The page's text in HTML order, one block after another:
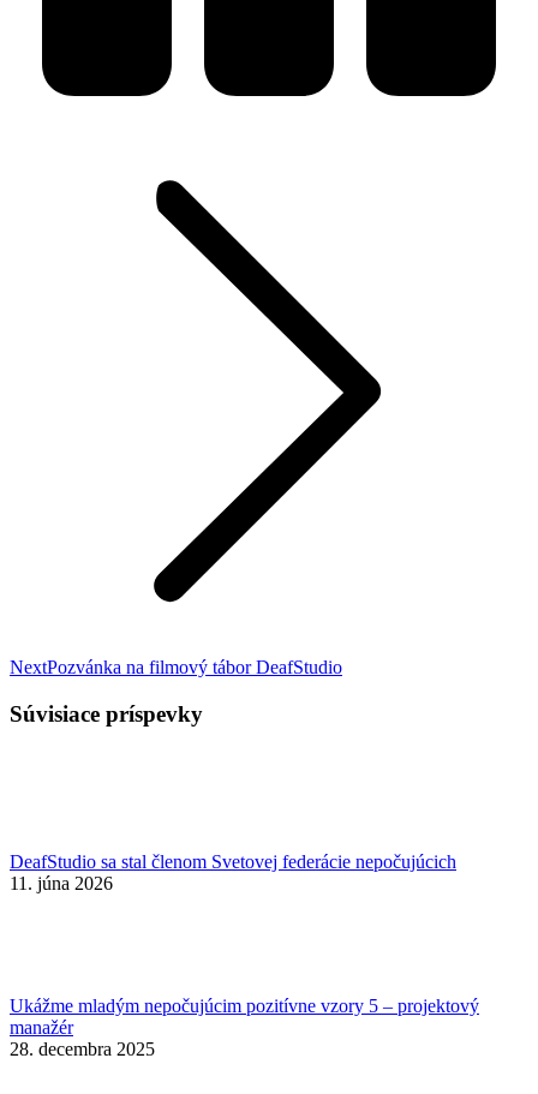
NextNasledujúci
Pozvánka na filmový tábor DeafStudio
Súvisiace príspevky
DeafStudio sa stal členom Svetovej federácie nepočujúcich
11. júna 2026
Ukážme mladým nepočujúcim pozitívne vzory 5 – projektový
manažér
28. decembra 2025